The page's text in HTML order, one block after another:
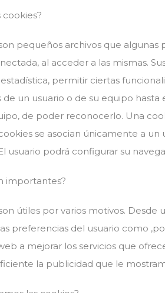
cookies?
pequeños archivos que
al acceder a las mismas.
permitir ciertas
de un usuario o de su equipo
de poder reconocerlo. Una
cookies se asocian únicamente a
usuario podrá configurar su
importantes?
útiles por varios motivos.
preferencias del usuario como
a mejorar los servicios que
la publicidad que le